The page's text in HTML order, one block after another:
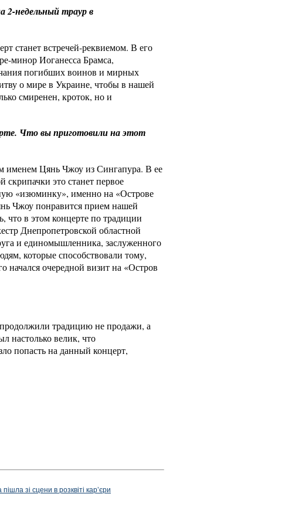
2-недельный траур в
станет встречей-реквиемом. В его
минор Иоганесса Брамса,
погибших воинов и мирных
о мире в Украине, чтобы в нашей
смиренен, кроток, но и
Что вы приготовили на этот
именем Цянь Чжоу из Сингапура. В ее
скрипачки это станет первое
«изюминку», именно на «Острове
Чжоу понравится прием нашей
что в этом концерте по традиции
Днепропетровской областной
и единомышленника, заслуженного
которые способствовали тому,
начался очередной визит на «Остров
традицию не продажи, а
настолько велик, что
попасть на данный концерт,
зі сцени в розквіті карʼєри